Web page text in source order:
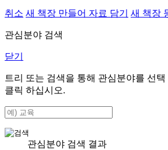
취소 새 책장 만들어 자료 담기 새 책장
관심분야 검색
닫기
트리 또는 검색을 통해 관심분야를 선택
클릭 하십시오.
관심분야 검색 결과